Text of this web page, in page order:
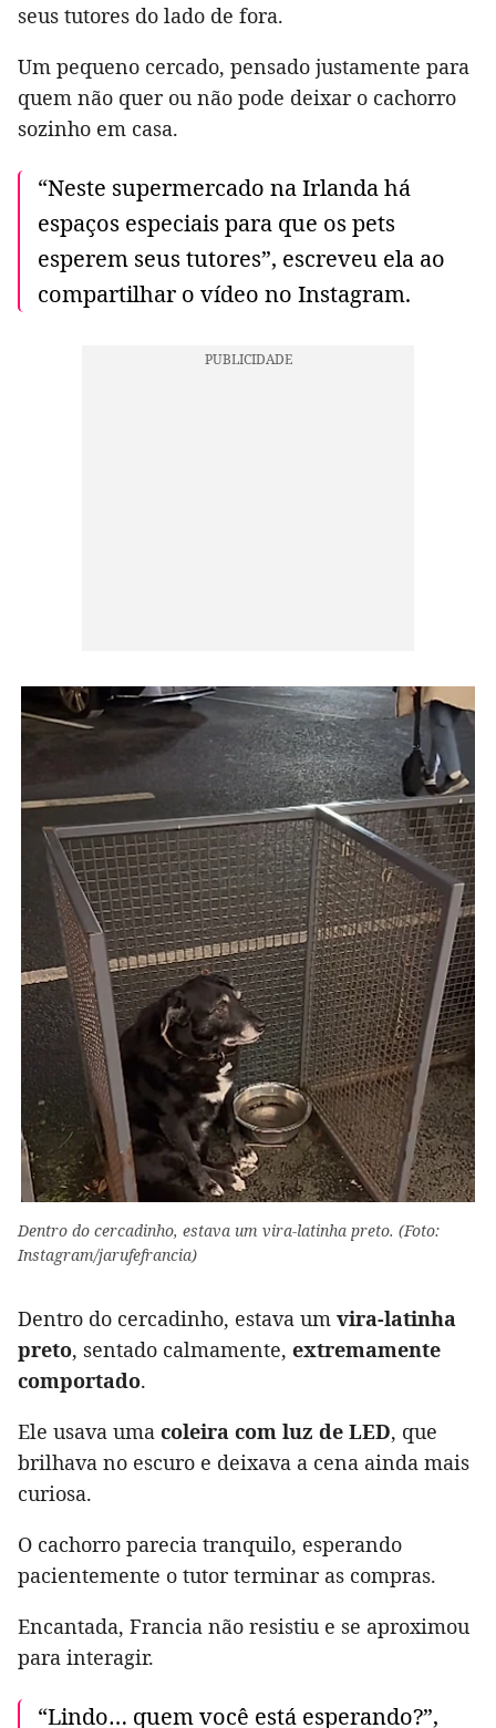
seus tutores do lado de fora.
Um pequeno cercado, pensado justamente para
quem não quer ou não pode deixar o cachorro
sozinho em casa.
“Neste supermercado na Irlanda há
espaços especiais para que os pets
esperem seus tutores”, escreveu ela ao
compartilhar o vídeo no Instagram.
Dentro do cercadinho, estava um vira-latinha preto. (Foto:
Instagram/jarufefrancia)
Dentro do cercadinho, estava um vira-latinha
preto, sentado calmamente, extremamente
comportado.
Ele usava uma coleira com luz de LED, que
brilhava no escuro e deixava a cena ainda mais
curiosa.
O cachorro parecia tranquilo, esperando
pacientemente o tutor terminar as compras.
Encantada, Francia não resistiu e se aproximou
para interagir.
“Lindo… quem você está esperando?”,